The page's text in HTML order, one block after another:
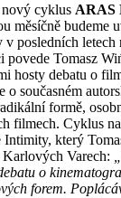
nový cyklus ARAS
měsíčně budeme
posledních letech
povede Tomasz
hosty debatu o
o současném
formě,
filmech. Cyklus
Intimity, který
Varech:
o
forem.